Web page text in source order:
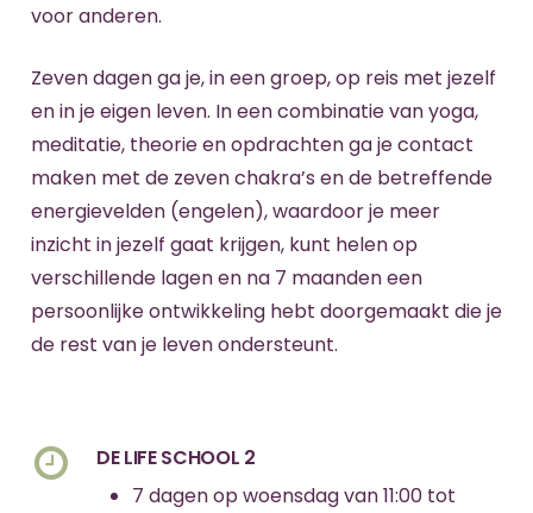
voor anderen.
Zeven dagen ga je, in een groep, op reis met jezelf
en in je eigen leven. In een combinatie van yoga,
meditatie, theorie en opdrachten ga je contact
maken met de zeven chakra’s en de betreffende
energievelden (engelen), waardoor je meer
inzicht in jezelf gaat krijgen, kunt helen op
verschillende lagen en na 7 maanden een
persoonlijke ontwikkeling hebt doorgemaakt die je
de rest van je leven ondersteunt.
DE LIFE SCHOOL 2
7 dagen op woensdag van 11:00 tot